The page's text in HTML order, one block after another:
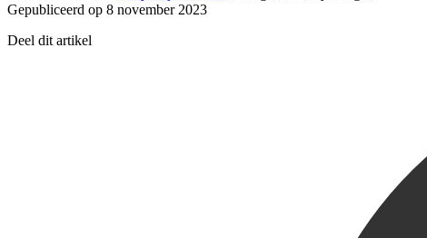
Gepubliceerd op 8 november 2023
Deel dit artikel